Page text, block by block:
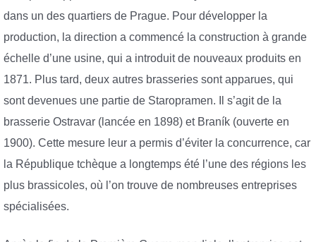
dans un des quartiers de Prague. Pour développer la
production, la direction a commencé la construction à grande
échelle d’une usine, qui a introduit de nouveaux produits en
1871. Plus tard, deux autres brasseries sont apparues, qui
sont devenues une partie de Staropramen. Il s’agit de la
brasserie Ostravar (lancée en 1898) et Braník (ouverte en
1900). Cette mesure leur a permis d’éviter la concurrence, car
la République tchèque a longtemps été l’une des régions les
plus brassicoles, où l’on trouve de nombreuses entreprises
spécialisées.